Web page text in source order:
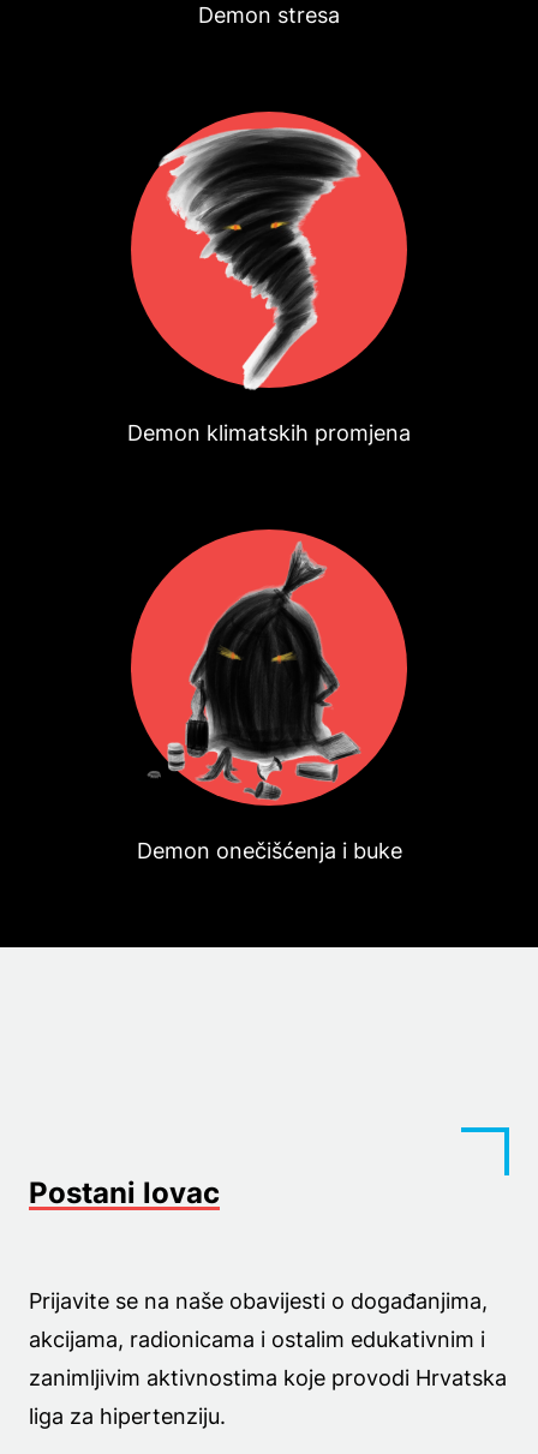
Demon stresa
Demon klimatskih promjena
Demon onečišćenja i buke
Postani lovac
Prijavite se na naše obavijesti o događanjima,
akcijama, radionicama i ostalim edukativnim i
zanimljivim aktivnostima koje provodi Hrvatska
liga za hipertenziju.